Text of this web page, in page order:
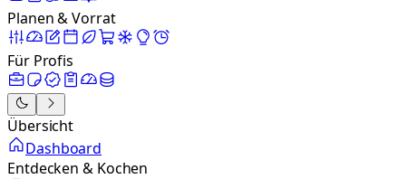
Planen & Vorrat
Für Profis
Übersicht
Dashboard
Entdecken & Kochen